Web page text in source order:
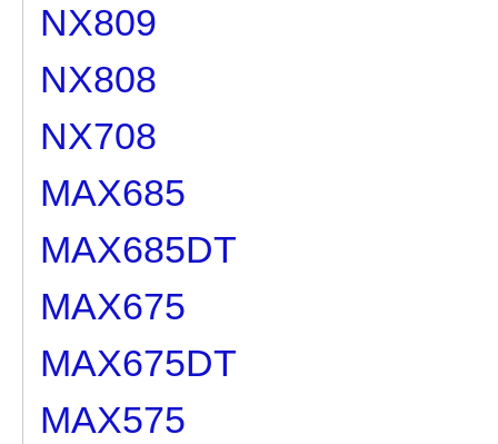
NX809
NX808
NX708
MAX685
MAX685DT
MAX675
MAX675DT
MAX575